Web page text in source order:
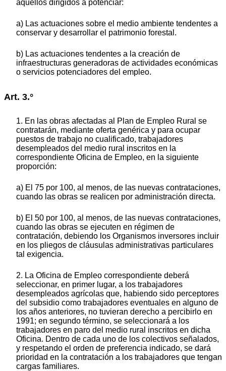
aquéllos dirigidos a potenciar:
a) Las actuaciones sobre el medio ambiente tendentes a
conservar y desarrollar el patrimonio forestal.
b) Las actuaciones tendentes a la creación de
infraestructuras generadoras de actividades económicas
o servicios potenciadores del empleo.
Art. 3.°
1. En las obras afectadas al Plan de Empleo Rural se
contratarán, mediante oferta genérica y para ocupar
puestos de trabajo no cualificado, trabajadores
desempleados del medio rural inscritos en la
correspondiente Oficina de Empleo, en la siguiente
proporción:
a) El 75 por 100, al menos, de las nuevas contrataciones,
cuando las obras se realicen por administración directa.
b) El 50 por 100, al menos, de las nuevas contrataciones,
cuando las obras se ejecuten en régimen de
contratación, debiendo los Organismos inversores incluir
en los pliegos de cláusulas administrativas particulares
tal exigencia.
2. La Oficina de Empleo correspondiente deberá
seleccionar, en primer lugar, a los trabajadores
desempleados agrícolas que, habiendo sido perceptores
del subsidio como trabajadores eventuales en alguno de
los años anteriores, no tuvieran derecho a percibirlo en
1991; en segundo término, se seleccionará a los
trabajadores en paro del medio rural inscritos en dicha
Oficina. Dentro de cada uno de los colectivos señalados,
y respetando el orden de preferencia indicado, se dará
prioridad en la contratación a los trabajadores que tengan
cargas familiares.